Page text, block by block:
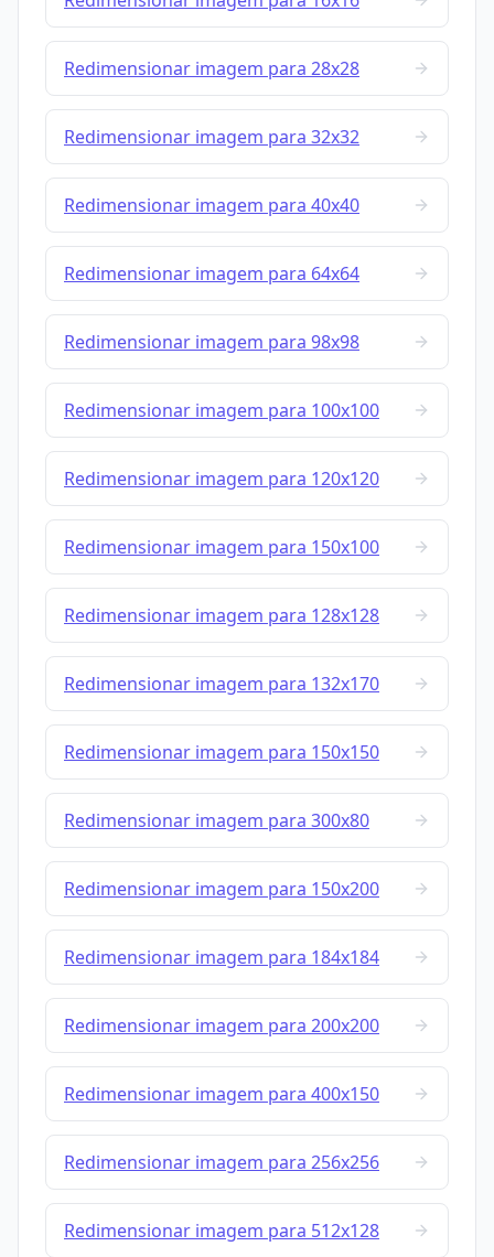
Redimensionar imagem para 28x28
Redimensionar imagem para 32x32
Redimensionar imagem para 40x40
Redimensionar imagem para 64x64
Redimensionar imagem para 98x98
Redimensionar imagem para 100x100
Redimensionar imagem para 120x120
Redimensionar imagem para 150x100
Redimensionar imagem para 128x128
Redimensionar imagem para 132x170
Redimensionar imagem para 150x150
Redimensionar imagem para 300x80
Redimensionar imagem para 150x200
Redimensionar imagem para 184x184
Redimensionar imagem para 200x200
Redimensionar imagem para 400x150
Redimensionar imagem para 256x256
Redimensionar imagem para 512x128